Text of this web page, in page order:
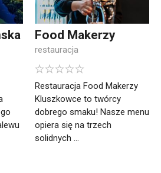
Food Makerzy
restauracja
Restauracja Food Makerzy
Kluszkowce to twórcy
dobrego smaku! Nasze menu
opiera się na trzech
solidnych ...